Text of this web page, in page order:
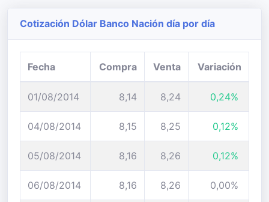
Cotización Dólar Banco Nación día por día
Fecha Compra Venta Variación
01/08/2014 8,14 8,24 0,24%
04/08/2014 8,15 8,25 0,12%
05/08/2014 8,16 8,26 0,12%
06/08/2014 8,16 8,26 0,00%